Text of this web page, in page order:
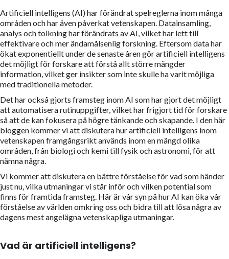
Artificiell intelligens (AI) har förändrat spelreglerna inom många
områden och har även påverkat vetenskapen. Datainsamling,
analys och tolkning har förändrats av AI, vilket har lett till
effektivare och mer ändamålsenlig forskning. Eftersom data har
ökat exponentiellt under de senaste åren gör artificiell intelligens
det möjligt för forskare att förstå allt större mängder
information, vilket ger insikter som inte skulle ha varit möjliga
med traditionella metoder.
Det har också gjorts framsteg inom AI som har gjort det möjligt
att automatisera rutinuppgifter, vilket har frigjort tid för forskare
så att de kan fokusera på högre tänkande och skapande. I den här
bloggen kommer vi att diskutera hur artificiell intelligens inom
vetenskapen framgångsrikt används inom en mängd olika
områden, från biologi och kemi till fysik och astronomi, för att
nämna några.
Vi kommer att diskutera en bättre förståelse för vad som händer
just nu, vilka utmaningar vi står inför och vilken potential som
finns för framtida framsteg. Här är vår syn på hur AI kan öka vår
förståelse av världen omkring oss och bidra till att lösa några av
dagens mest angelägna vetenskapliga utmaningar.
Vad är artificiell intelligens?